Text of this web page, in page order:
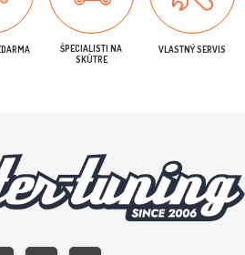
ŠPECIALISTI NA
SKÚTRE
VLASTNÝ SERVIS